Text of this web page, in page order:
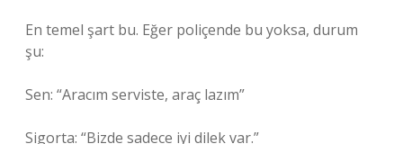
En temel şart bu. Eğer poliçende bu yoksa, durum
şu:
Sen: “Aracım serviste, araç lazım”
Sigorta: “Bizde sadece iyi dilek var.”